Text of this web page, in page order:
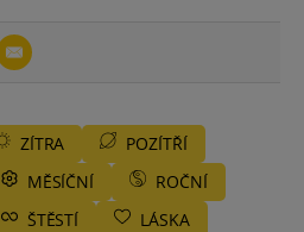
ZÍTRA
POZÍTŘÍ
MĚSÍČNÍ
ROČNÍ
ŠTĚSTÍ
LÁSKA